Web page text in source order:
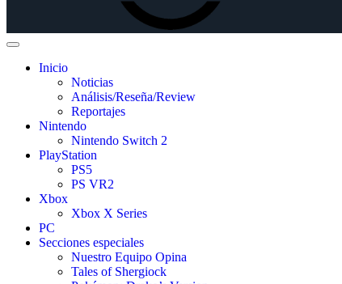
Inicio
Noticias
Análisis/Reseña/Review
Reportajes
Nintendo
Nintendo Switch 2
PlayStation
PS5
PS VR2
Xbox
Xbox X Series
PC
Secciones especiales
Nuestro Equipo Opina
Tales of Shergiock